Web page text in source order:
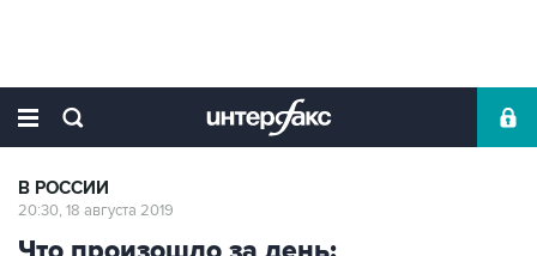
В РОССИИ
20:30, 18 августа 2019